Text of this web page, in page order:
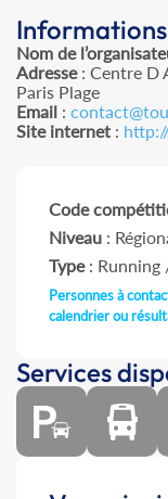
Nom de
Adresse: Centre D
Paris Plage
Email :
Site internet :
Code
Niveau :
Type: Running
Personnes à
calendrier ou
Services